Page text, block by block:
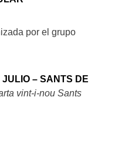
por el grupo
JULIO – SANTS DE
vint-i-nou Sants